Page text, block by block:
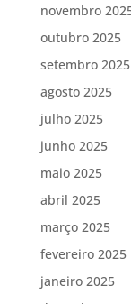
novembro
outubro 2025
setembro 2025
agosto 2025
julho 2025
junho 2025
maio 2025
abril 2025
março 2025
fevereiro 2025
janeiro 2025